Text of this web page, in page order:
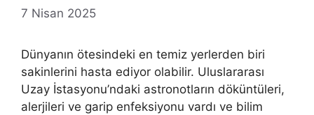
7 Nisan 2025
Dünyanın ötesindeki en temiz yerlerden biri
sakinlerini hasta ediyor olabilir. Uluslararası
Uzay İstasyonu’ndaki astronotların döküntüleri,
alerjileri ve garip enfeksiyonu vardı ve bilim